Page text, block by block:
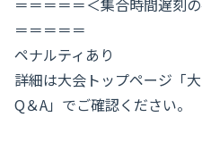
＝＝＝＝＝＜集合時間遅刻
＝＝＝＝＝
ペナルティあり
詳細は大会トップページ「
Q＆A」でご確認ください。